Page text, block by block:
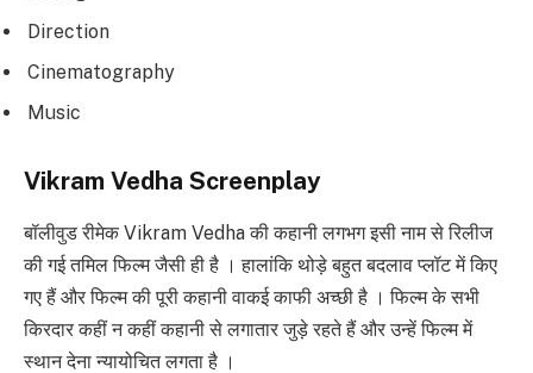
Direction
Cinematography
Music
Vikram Vedha Screenplay
बॉलीवुड रीमेक Vikram Vedha की कहानी लगभग इसी नाम से रिलीज
की गई तमिल फिल्म जैसी ही है । हालांकि थोड़े बहुत बदलाव प्लॉट में किए
गए हैं और फिल्म की पूरी कहानी वाकई काफी अच्छी है । फिल्म के सभी
किरदार कहीं न कहीं कहानी से लगातार जुड़े रहते हैं और उन्हें फिल्म में
स्थान देना न्यायोचित लगता है ।